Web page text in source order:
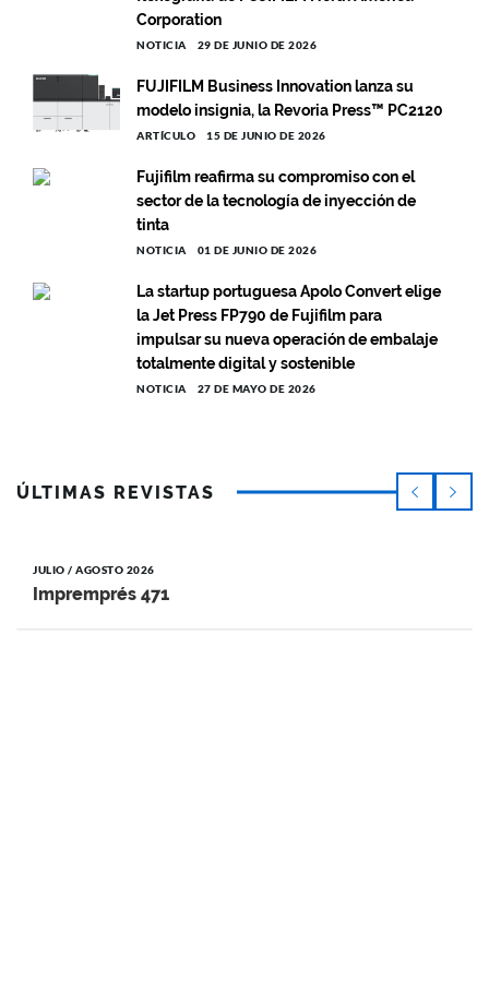
Corporation
NOTICIA 29 DE JUNIO DE 2026
FUJIFILM Business Innovation lanza su
modelo insignia, la Revoria Press™ PC2120
ARTÍCULO 15 DE JUNIO DE 2026
Fujifilm reafirma su compromiso con el
sector de la tecnología de inyección de
tinta
NOTICIA 01 DE JUNIO DE 2026
La startup portuguesa Apolo Convert elige
la Jet Press FP790 de Fujifilm para
impulsar su nueva operación de embalaje
totalmente digital y sostenible
NOTICIA 27 DE MAYO DE 2026
ÚLTIMAS REVISTAS
JULIO / AGOSTO 2026
Impremprés 471